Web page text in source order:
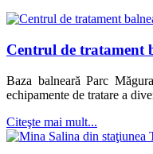
Centrul de tratament
Baza balneară Parc
echipamente de tratare a
Citeşte mai mult...